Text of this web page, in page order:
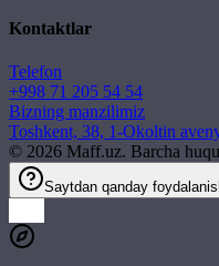
Kontaktlar
Telefon
+998 71 205 54 54
Bizning manzilimiz
Toshkent, 38, 1-Okoltin
© 2026 Maff.uz. Barcha
Saytdan qanday